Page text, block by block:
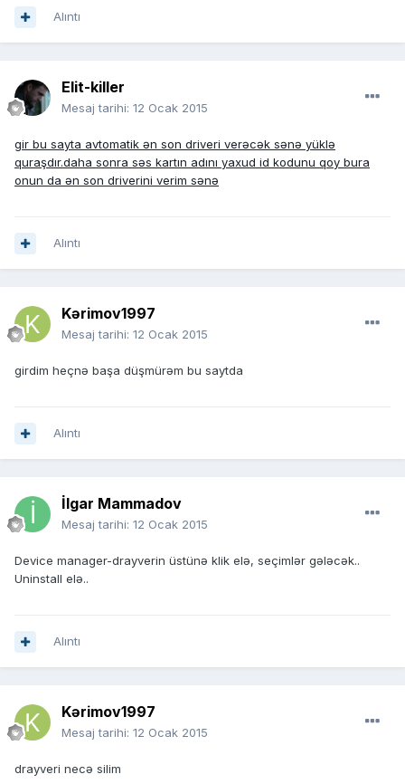
Alıntı
Elit-killer
Mesaj tarihi: 12 Ocak 2015
gir bu sayta avtomatik ən son driveri verəcək sənə yüklə
quraşdır.daha sonra səs kartın adını yaxud id kodunu qoy bura
onun da ən son driverini verim sənə
Alıntı
Kərimov1997
Mesaj tarihi: 12 Ocak 2015
girdim heçnə başa düşmürəm bu saytda
Alıntı
İlgar Mammadov
Mesaj tarihi: 12 Ocak 2015
Device manager-drayverin üstünə klik elə, seçimlər gələcək..
Uninstall elə..
Alıntı
Kərimov1997
Mesaj tarihi: 12 Ocak 2015
drayveri necə silim